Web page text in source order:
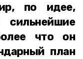
по идее,
что он
план